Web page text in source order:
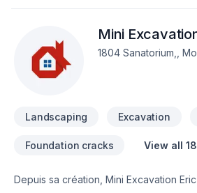
Mini
1804 Sanatorium,,
Landscaping Excavation
Foundation cracks View all
Depuis sa création, Mini Excavation